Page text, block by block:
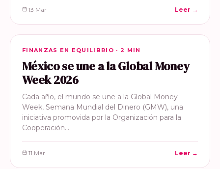
13 Mar Leer →
FINANZAS EN EQUILIBRIO
FINANZAS EN EQUILIBRIO · 2 MIN
México se une a la Global Money
Week 2026
Cada año, el mundo se une a la Global Money
Week, Semana Mundial del Dinero (GMW), una
iniciativa promovida por la Organización para la
Cooperación…
11 Mar Leer →